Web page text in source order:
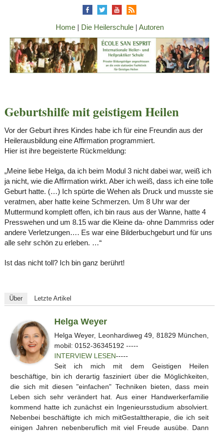
Home| Die Heilerschule| Autoren
Geburtshilfe mit geistigem Heilen
Vor der Geburt ihres Kindes habe ich für eine Freundin aus der
Heilerausbildung eine Affirmation programmiert.
Hier ist ihre begeisterte Rückmeldung:
„Meine liebe Helga, da ich beim Modul 3 nicht dabei war, weiß ich
ja nicht, wie die Affirmation wirkt. Aber ich weiß, dass ich eine tolle
Geburt hatte. (…) Ich spürte die Wehen als Druck und musste sie
veratmen, aber hatte keine Schmerzen. Um 8 Uhr war der
Muttermund komplett offen, ich bin raus aus der Wanne, hatte 4
Presswehen und um 8.15 war die Kleine da- ohne Dammriss oder
andere Verletzungen…. Es war eine Bilderbuchgeburt und für uns
alle sehr schön zu erleben. …“
Ist das nicht toll? Ich bin ganz berührt!
Über Letzte Artikel
Helga Weyer
Helga Weyer, Leonhardiweg 49, 81829 München,
mobil: 0152-36345192 -----
INTERVIEW LESEN-----
Seit ich mich mit dem Geistigen Heilen
beschäftige, bin ich derartig fasziniert über die Möglichkeiten,
die sich mit diesen "einfachen" Techniken bieten, dass mein
Leben sich sehr verändert hat. Aus einer Handwerkerfamilie
kommend hatte ich zunächst ein Ingenieursstudium absolviert.
Nebenbei beschäftigte ich mich mitGestalttherapie, die ich seit
einigen Jahren nebenberuflich mit viel Freude ausübe. Dann